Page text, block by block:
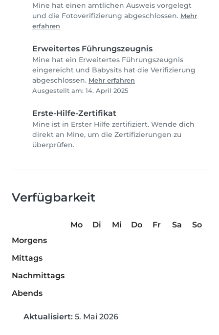
Mine hat einen amtlichen Ausweis vorgelegt
und die Fotoverifizierung abgeschlossen. Mehr
erfahren
Erweitertes Führungszeugnis
Mine hat ein Erweitertes Führungszeugnis
eingereicht und Babysits hat die Verifizierung
abgeschlossen. Mehr erfahren
Ausgestellt am: 14. April 2025
Erste-Hilfe-Zertifikat
Mine ist in Erster Hilfe zertifiziert. Wende dich
direkt an Mine, um die Zertifizierungen zu
überprüfen.
Verfügbarkeit
Mo Di Mi Do Fr Sa
So
Morgens
Mittags
Nachmittags
Abends
Aktualisiert: 5. Mai 2026